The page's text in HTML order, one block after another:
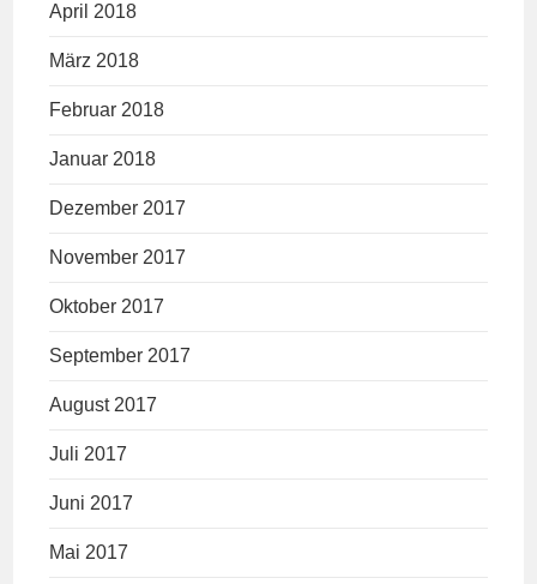
April 2018
März 2018
Februar 2018
Januar 2018
Dezember 2017
November 2017
Oktober 2017
September 2017
August 2017
Juli 2017
Juni 2017
Mai 2017